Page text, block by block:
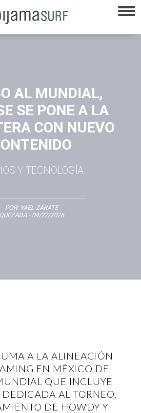
AL MUNDIAL,
SE PONE A LA
CON NUEVO
Y TECNOLOGÍA
POR: YAEL ZÁRATE
QUEZADA - 04/22/2026
A LA ALINEACIÓN
EN MÉXICO DE
QUE INCLUYE
AL TORNEO,
DE HOWDY Y